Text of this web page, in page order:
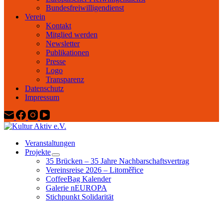
Bundesfreiwilligendienst
Verein
Kontakt
Mitglied werden
Newsletter
Publikationen
Presse
Logo
Transparenz
Datenschutz
Impressum
Veranstaltungen
Projekte
35 Brücken – 35 Jahre Nachbarschaftsvertrag
Vereinsreise 2026 – Litoměřice
CoffeeBag Kalender
Galerie nEUROPA
Stichpunkt Solidarität